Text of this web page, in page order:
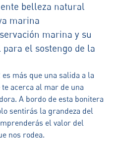
belleza natural
marina
marina y su
el sostengo de la
más que una salida a la
acerca al mar de una
A bordo de esta bonitera
sentirás la grandeza del
el valor del
nos rodea.